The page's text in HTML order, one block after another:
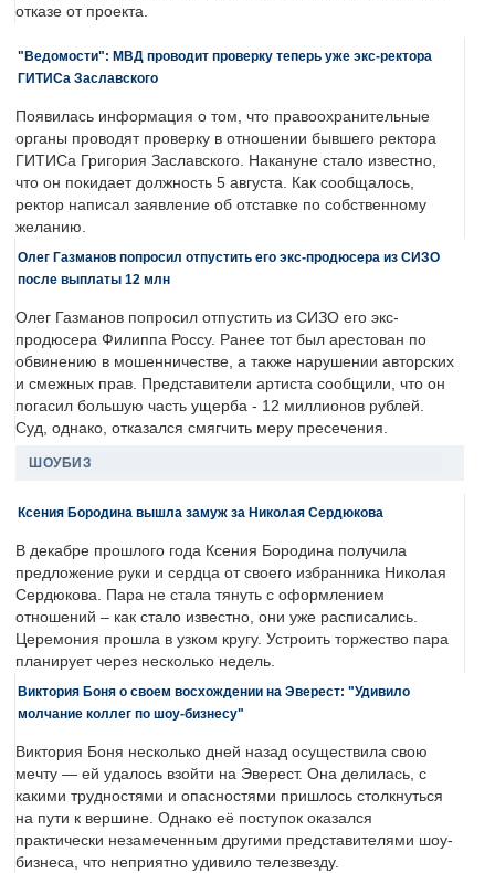
отказе от проекта.
"Ведомости": МВД проводит проверку теперь уже экс-ректора
ГИТИСа Заславского
Появилась информация о том, что правоохранительные
органы проводят проверку в отношении бывшего ректора
ГИТИСа Григория Заславского. Накануне стало известно,
что он покидает должность 5 августа. Как сообщалось,
ректор написал заявление об отставке по собственному
желанию.
Олег Газманов попросил отпустить его экс-продюсера из СИЗО
после выплаты 12 млн
Олег Газманов попросил отпустить из СИЗО его экс-
продюсера Филиппа Россу. Ранее тот был арестован по
обвинению в мошенничестве, а также нарушении авторских
и смежных прав. Представители артиста сообщили, что он
погасил большую часть ущерба - 12 миллионов рублей.
Суд, однако, отказался смягчить меру пресечения.
ШОУБИЗ
Ксения Бородина вышла замуж за Николая Сердюкова
В декабре прошлого года Ксения Бородина получила
предложение руки и сердца от своего избранника Николая
Сердюкова. Пара не стала тянуть с оформлением
отношений – как стало известно, они уже расписались.
Церемония прошла в узком кругу. Устроить торжество пара
планирует через несколько недель.
Виктория Боня о своем восхождении на Эверест: "Удивило
молчание коллег по шоу-бизнесу"
Виктория Боня несколько дней назад осуществила свою
мечту — ей удалось взойти на Эверест. Она делилась, с
какими трудностями и опасностями пришлось столкнуться
на пути к вершине. Однако её поступок оказался
практически незамеченным другими представителями шоу-
бизнеса, что неприятно удивило телезвезду.